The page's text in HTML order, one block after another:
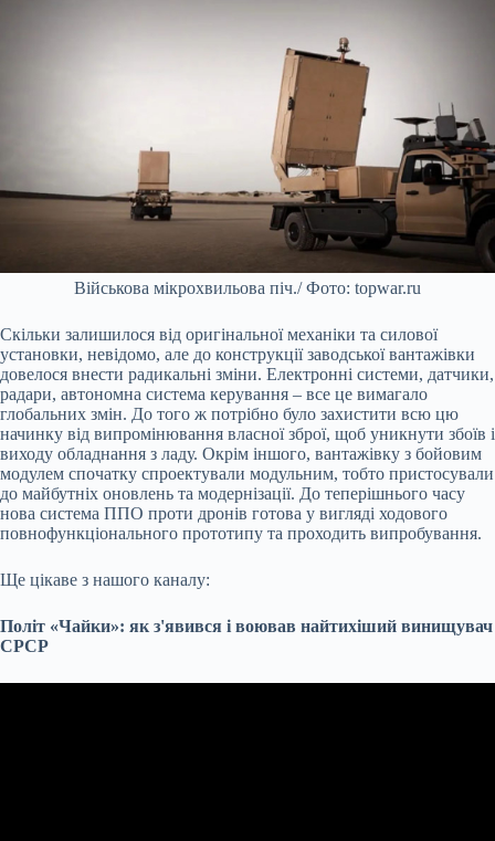
Військова мікрохвильова піч./ Фото: topwar.ru
Скільки залишилося від оригінальної механіки та силової
установки, невідомо, але до конструкції заводської вантажівки
довелося внести радикальні зміни. Електронні системи, датчики,
радари, автономна система керування – все це вимагало
глобальних змін. До того ж потрібно було захистити всю цю
начинку від випромінювання власної зброї, щоб уникнути збоїв і
виходу обладнання з ладу. Окрім іншого, вантажівку з бойовим
модулем спочатку спроектували модульним, тобто пристосували
до майбутніх оновлень та модернізації. До теперішнього часу
нова система ППО проти дронів готова у вигляді ходового
повнофункціонального прототипу та проходить випробування.
Ще цікаве з нашого каналу:
Політ «Чайки»: як з'явився і воював найтихіший винищувач
СРСР